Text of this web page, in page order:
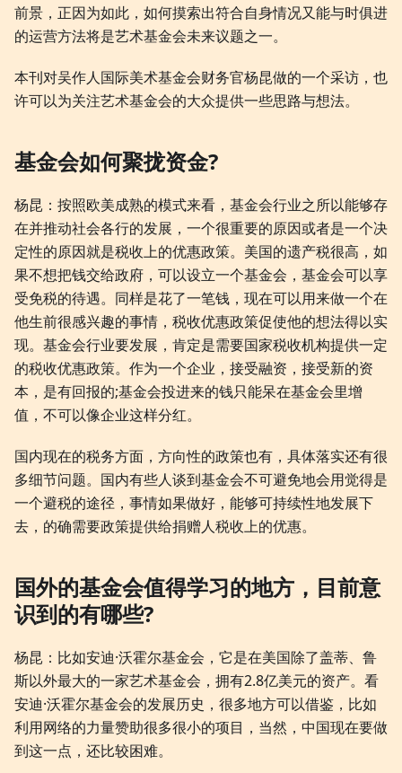
前景，正因为如此，如何摸索出符合自身情况又能与时俱进
的运营方法将是艺术基金会未来议题之一。
本刊对吴作人国际美术基金会财务官杨昆做的一个采访，也
许可以为关注艺术基金会的大众提供一些思路与想法。
基金会如何聚拢资金?
杨昆：按照欧美成熟的模式来看，基金会行业之所以能够存
在并推动社会各行的发展，一个很重要的原因或者是一个决
定性的原因就是税收上的优惠政策。美国的遗产税很高，如
果不想把钱交给政府，可以设立一个基金会，基金会可以享
受免税的待遇。同样是花了一笔钱，现在可以用来做一个在
他生前很感兴趣的事情，税收优惠政策促使他的想法得以实
现。基金会行业要发展，肯定是需要国家税收机构提供一定
的税收优惠政策。作为一个企业，接受融资，接受新的资
本，是有回报的;基金会投进来的钱只能呆在基金会里增
值，不可以像企业这样分红。
国内现在的税务方面，方向性的政策也有，具体落实还有很
多细节问题。国内有些人谈到基金会不可避免地会用觉得是
一个避税的途径，事情如果做好，能够可持续性地发展下
去，的确需要政策提供给捐赠人税收上的优惠。
国外的基金会值得学习的地方，目前意
识到的有哪些?
杨昆：比如安迪·沃霍尔基金会，它是在美国除了盖蒂、鲁
斯以外最大的一家艺术基金会，拥有2.8亿美元的资产。看
安迪·沃霍尔基金会的发展历史，很多地方可以借鉴，比如
利用网络的力量赞助很多很小的项目，当然，中国现在要做
到这一点，还比较困难。